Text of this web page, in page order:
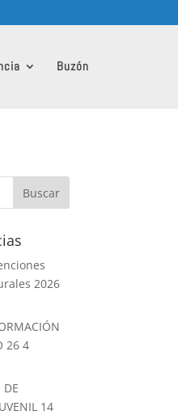
Buzón
2026
26 4
DE
14